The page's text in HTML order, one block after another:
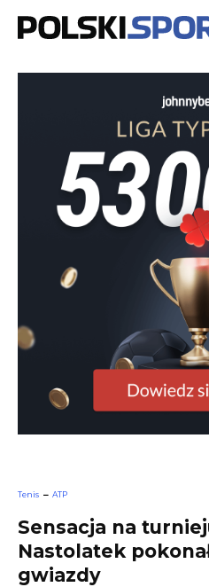
Tenis ATP
Sensacja na
Nastolatek
gwiazdy